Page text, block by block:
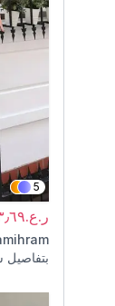
5
ر.ع.٣٣٫٦٩
بتفاصيل